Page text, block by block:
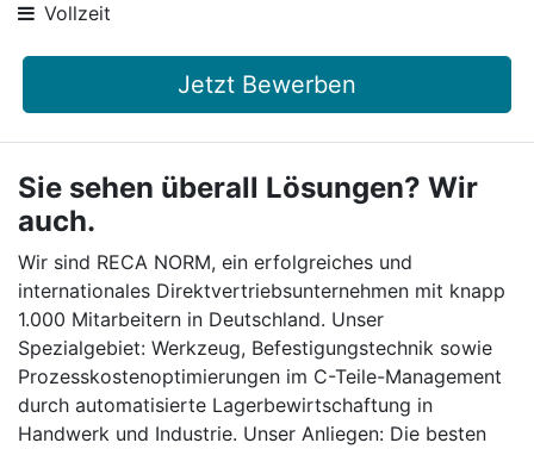
Vollzeit
Jetzt Bewerben
Sie sehen überall Lösungen? Wir
auch.
Wir sind RECA NORM, ein erfolgreiches und
internationales Direktvertriebsunternehmen mit knapp
1.000 Mitarbeitern in Deutschland. Unser
Spezialgebiet: Werkzeug, Befestigungstechnik sowie
Prozesskostenoptimierungen im C-Teile-Management
durch automatisierte Lagerbewirtschaftung in
Handwerk und Industrie. Unser Anliegen: Die besten